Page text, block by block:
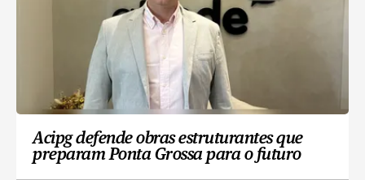
Acipg defende obras estruturantes que
preparam Ponta Grossa para o futuro